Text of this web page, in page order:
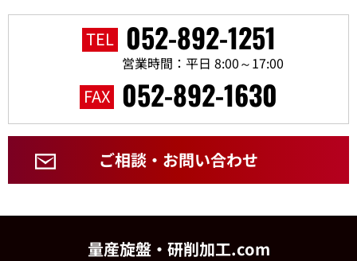
TEL 052-892-1251
営業時間：平日 8:00～17:00
FAX 052-892-1630
ご相談・お問い合わせ
量産旋盤・研削加工.com